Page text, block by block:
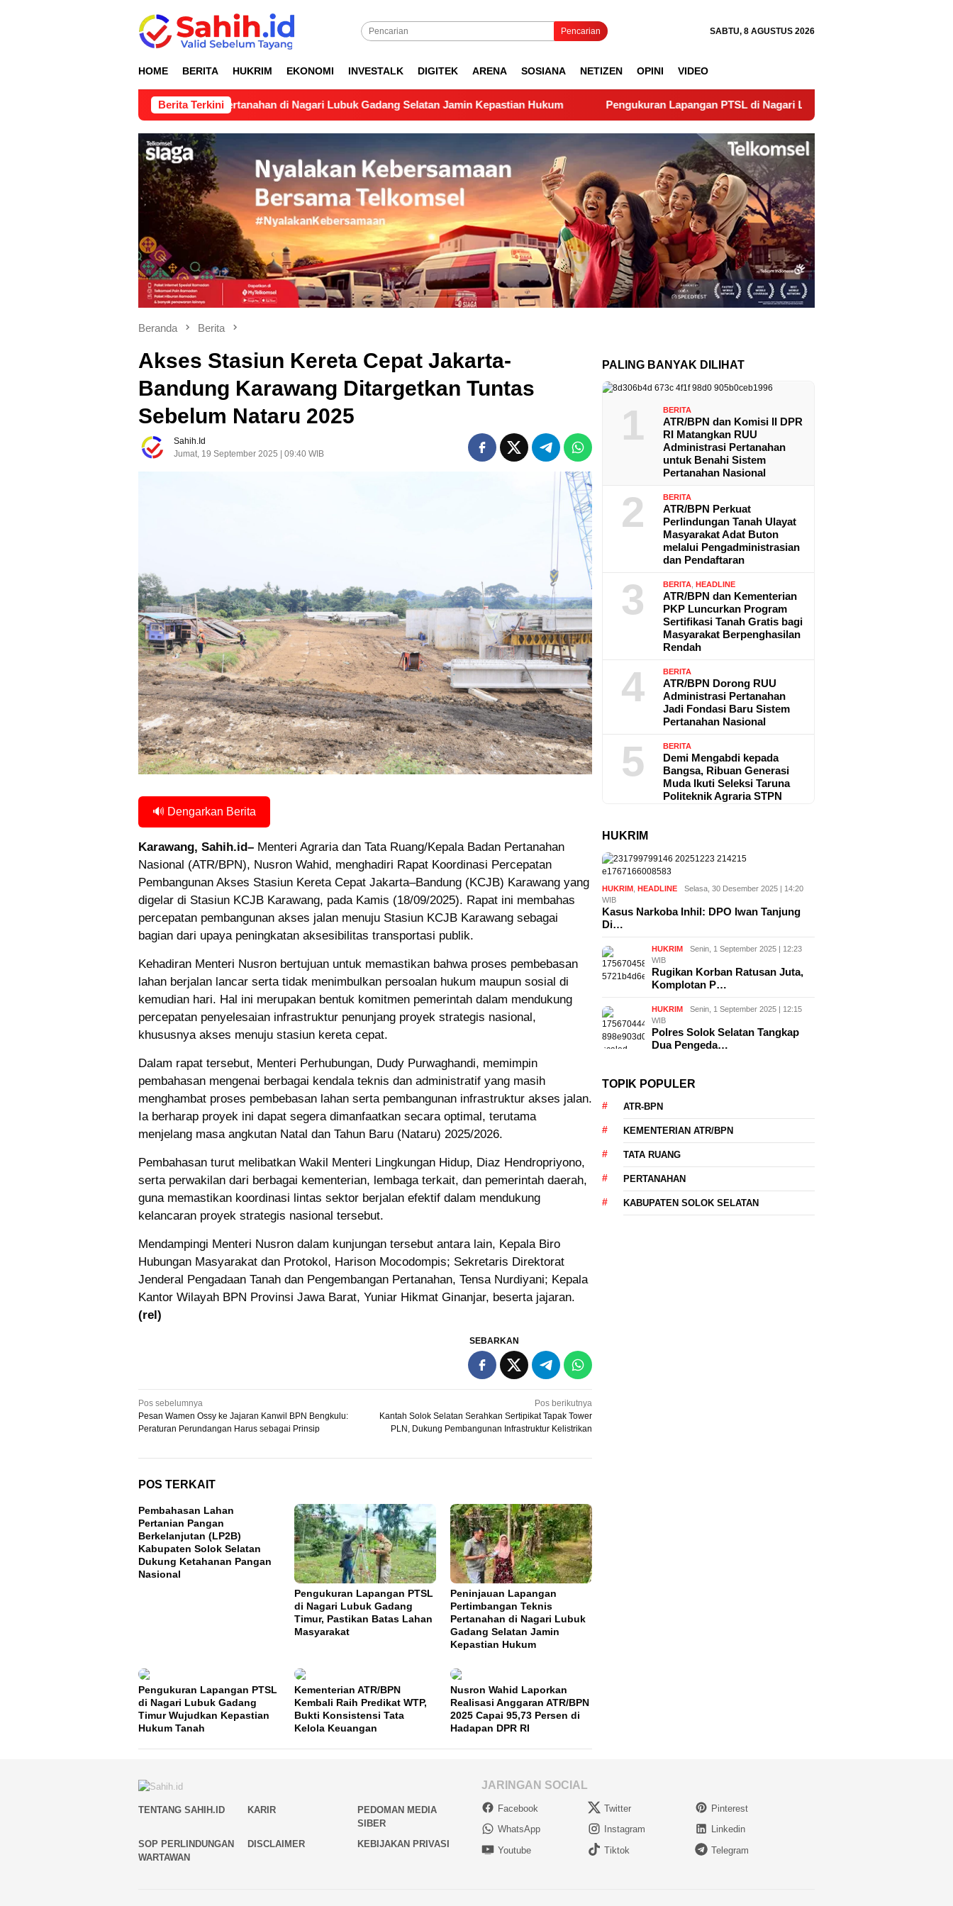
Pencarian SABTU, 8 AGUSTUS 2026
HOME BERITA HUKRIM EKONOMI INVESTALK DIGITEK ARENA SOSIANA NETIZEN OPINI VIDEO
Berita Terkini
Pertimbangan Teknis Pertanahan di Nagari Lubuk Gadang Selatan Jamin Kepastian Hukum Pengukuran Lapangan PTSL di Nagari Lubuk Gadang Timur Wujudkan Kepastian
Beranda Berita
Akses Stasiun Kereta Cepat Jakarta-
Bandung Karawang Ditargetkan Tuntas
Sebelum Nataru 2025
Sahih.id
Jumat, 19 September 2025 | 09:40 WIB
🔊 Dengarkan Berita
Karawang, Sahih.id– Menteri Agraria dan Tata Ruang/Kepala Badan Pertanahan
Nasional (ATR/BPN), Nusron Wahid, menghadiri Rapat Koordinasi Percepatan
Pembangunan Akses Stasiun Kereta Cepat Jakarta–Bandung (KCJB) Karawang yang
digelar di Stasiun KCJB Karawang, pada Kamis (18/09/2025). Rapat ini membahas
percepatan pembangunan akses jalan menuju Stasiun KCJB Karawang sebagai
bagian dari upaya peningkatan aksesibilitas transportasi publik.
Kehadiran Menteri Nusron bertujuan untuk memastikan bahwa proses pembebasan
lahan berjalan lancar serta tidak menimbulkan persoalan hukum maupun sosial di
kemudian hari. Hal ini merupakan bentuk komitmen pemerintah dalam mendukung
percepatan penyelesaian infrastruktur penunjang proyek strategis nasional,
khususnya akses menuju stasiun kereta cepat.
Dalam rapat tersebut, Menteri Perhubungan, Dudy Purwaghandi, memimpin
pembahasan mengenai berbagai kendala teknis dan administratif yang masih
menghambat proses pembebasan lahan serta pembangunan infrastruktur akses jalan.
Ia berharap proyek ini dapat segera dimanfaatkan secara optimal, terutama
menjelang masa angkutan Natal dan Tahun Baru (Nataru) 2025/2026.
Pembahasan turut melibatkan Wakil Menteri Lingkungan Hidup, Diaz Hendropriyono,
serta perwakilan dari berbagai kementerian, lembaga terkait, dan pemerintah daerah,
guna memastikan koordinasi lintas sektor berjalan efektif dalam mendukung
kelancaran proyek strategis nasional tersebut.
Mendampingi Menteri Nusron dalam kunjungan tersebut antara lain, Kepala Biro
Hubungan Masyarakat dan Protokol, Harison Mocodompis; Sekretaris Direktorat
Jenderal Pengadaan Tanah dan Pengembangan Pertanahan, Tensa Nurdiyani; Kepala
Kantor Wilayah BPN Provinsi Jawa Barat, Yuniar Hikmat Ginanjar, beserta jajaran.
(rel)
SEBARKAN
Navigasi
pos
Pos sebelumnya
Pesan Wamen Ossy ke Jajaran Kanwil BPN Bengkulu:
Peraturan Perundangan Harus sebagai Prinsip
Pos berikutnya
Kantah Solok Selatan Serahkan Sertipikat Tapak Tower
PLN, Dukung Pembangunan Infrastruktur Kelistrikan
POS TERKAIT
Pembahasan Lahan
Pertanian Pangan
Berkelanjutan (LP2B)
Kabupaten Solok Selatan
Dukung Ketahanan Pangan
Nasional
Pengukuran Lapangan PTSL
di Nagari Lubuk Gadang
Timur, Pastikan Batas Lahan
Masyarakat
Peninjauan Lapangan
Pertimbangan Teknis
Pertanahan di Nagari Lubuk
Gadang Selatan Jamin
Kepastian Hukum
Pengukuran Lapangan PTSL
di Nagari Lubuk Gadang
Timur Wujudkan Kepastian
Hukum Tanah
Kementerian ATR/BPN
Kembali Raih Predikat WTP,
Bukti Konsistensi Tata
Kelola Keuangan
Nusron Wahid Laporkan
Realisasi Anggaran ATR/BPN
2025 Capai 95,73 Persen di
Hadapan DPR RI
PALING BANYAK DILIHAT
1 BERITA
ATR/BPN dan Komisi II DPR
RI Matangkan RUU
Administrasi Pertanahan
untuk Benahi Sistem
Pertanahan Nasional
2 BERITA
ATR/BPN Perkuat
Perlindungan Tanah Ulayat
Masyarakat Adat Buton
melalui Pengadministrasian
dan Pendaftaran
3 BERITA ,HEADLINE
ATR/BPN dan Kementerian
PKP Luncurkan Program
Sertifikasi Tanah Gratis bagi
Masyarakat Berpenghasilan
Rendah
4 BERITA
ATR/BPN Dorong RUU
Administrasi Pertanahan
Jadi Fondasi Baru Sistem
Pertanahan Nasional
5 BERITA
Demi Mengabdi kepada
Bangsa, Ribuan Generasi
Muda Ikuti Seleksi Taruna
Politeknik Agraria STPN
HUKRIM
HUKRIM ,HEADLINE
Selasa, 30 Desember 2025 | 14:20
WIB
Kasus Narkoba Inhil: DPO Iwan Tanjung
Di…
HUKRIM
Senin, 1 September 2025 | 12:23
WIB
Rugikan Korban Ratusan Juta,
Komplotan P…
HUKRIM
Senin, 1 September 2025 | 12:15
WIB
Polres Solok Selatan Tangkap
Dua Pengeda…
TOPIK POPULER
ATR-BPN
KEMENTERIAN ATR/BPN
TATA RUANG
PERTANAHAN
KABUPATEN SOLOK SELATAN
TENTANG SAHIH.ID KARIR
PEDOMAN MEDIA
SIBER
SOP PERLINDUNGAN
WARTAWAN
DISCLAIMER KEBIJAKAN PRIVASI
JARINGAN SOCIAL
Facebook Twitter
Pinterest
WhatsApp
Instagram
Linkedin
Youtube
Tiktok Telegram